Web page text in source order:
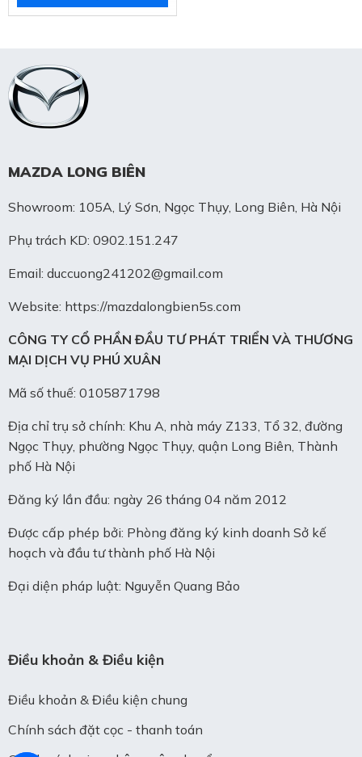
MAZDA LONG BIÊN
Showroom: 105A, Lý Sơn, Ngọc Thụy, Long Biên, Hà Nội
Phụ trách KD: 0902.151.247
Email: duccuong241202@gmail.com
Website: https://mazdalongbien5s.com
CÔNG TY CỔ PHẦN ĐẦU TƯ PHÁT TRIỂN VÀ THƯƠNG
MẠI DỊCH VỤ PHÚ XUÂN
Mã số thuế: 0105871798
Địa chỉ trụ sở chính: Khu A, nhà máy Z133, Tổ 32, đường
Ngọc Thụy, phường Ngọc Thụy, quận Long Biên, Thành
phố Hà Nội
Đăng ký lần đầu: ngày 26 tháng 04 năm 2012
Được cấp phép bởi: Phòng đăng ký kinh doanh Sở kế
hoạch và đầu tư thành phố Hà Nội
Đại diện pháp luật: Nguyễn Quang Bảo
Điều khoản & Điều kiện
Điều khoản & Điều kiện chung
Chính sách đặt cọc - thanh toán